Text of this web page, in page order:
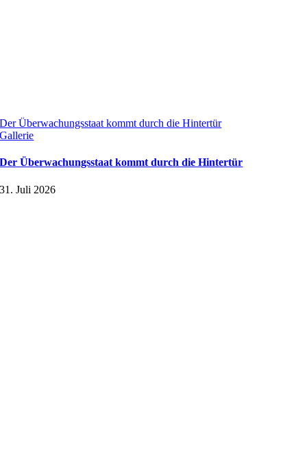
Der Überwachungsstaat kommt durch die Hintertür
Gallerie
Der Überwachungsstaat kommt durch die Hintertür
31. Juli 2026